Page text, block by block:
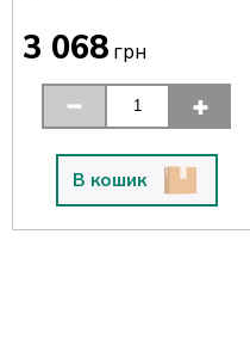
3 068 грн
В кошик